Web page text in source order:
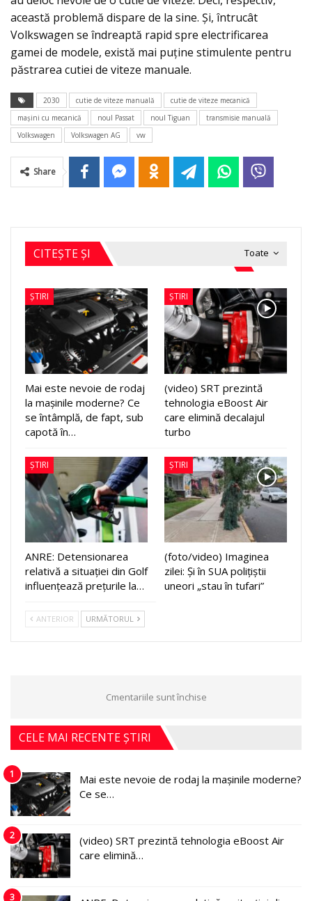
această problemă dispare de la sine. Și, întrucât
Volkswagen se îndreaptă rapid spre electrificarea
gamei de modele, există mai puține stimulente pentru
păstrarea cutiei de viteze manuale.
2030 cutie de viteze manuală
cutie de viteze mecanică
maşini cu mecanică
noul Passat noul Tiguan
transmisie manuală
Volkswagen
Volkswagen AG vw
Share
Toate
CITEȘTE ȘI
ȘTIRI
Mai este nevoie de rodaj
la mașinile moderne? Ce
se întâmplă, de fapt, sub
capotă în…
ȘTIRI
(video) SRT prezintă
tehnologia eBoost Air
care elimină decalajul
turbo
ȘTIRI
ANRE: Detensionarea
relativă a situației din Golf
influențează prețurile la…
ȘTIRI
(foto/video) Imaginea
zilei: Și în SUA polițiștii
uneori „stau în tufari”
ANTERIOR URMĂTORUL
Cmentariile sunt închise
CELE MAI RECENTE ȘTIRI
1
Mai este nevoie de rodaj la mașinile moderne?
Ce se…
2
(video) SRT prezintă tehnologia eBoost Air
care elimină…
3